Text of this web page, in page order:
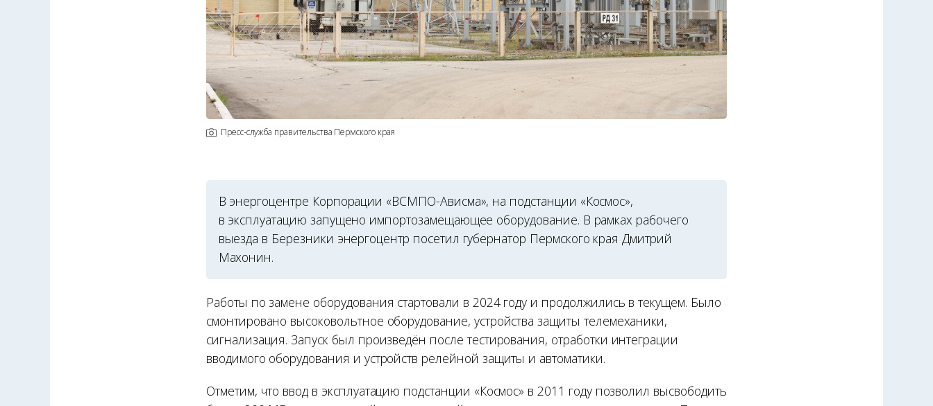
Пресс-служба правительства Пермского края
В энергоцентре Корпорации «ВСМПО-Ависма», на подстанции «Космос»,
в эксплуатацию запущено импортозамещающее оборудование. В рамках рабочего
выезда в Березники энергоцентр посетил губернатор Пермского края Дмитрий
Махонин.
Работы по замене оборудования стартовали в 2024 году и продолжились в текущем. Было
смонтировано высоковольтное оборудование, устройства защиты телемеханики,
сигнализация. Запуск был произведён после тестирования, отработки интеграции
вводимого оборудования и устройств релейной защиты и автоматики.
Отметим, что ввод в эксплуатацию подстанции «Космос» в 2011 году позволил высвободить